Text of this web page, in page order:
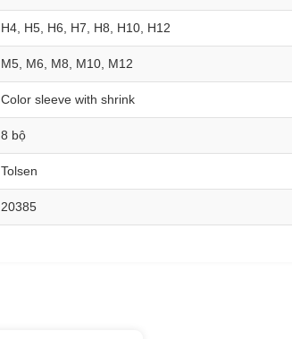
H4, H5, H6, H7, H8, H10, H12
M5, M6, M8, M10, M12
Color sleeve with shrink
8 bộ
Tolsen
20385